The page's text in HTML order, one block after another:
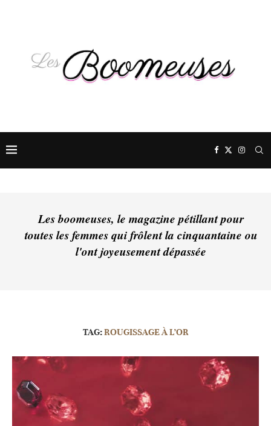
Les boomeuses, le magazine pétillant pour
toutes les femmes qui frôlent la cinquantaine ou
l'ont joyeusement dépassée
TAG:ROUGISSAGE À L’OR